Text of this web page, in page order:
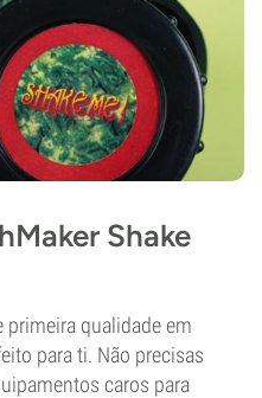
Shake
primeira qualidade em
para ti. Não precisas
caros para